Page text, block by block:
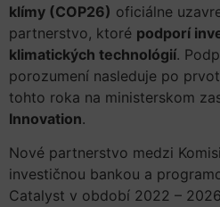
klímy (COP26) oficiálne
partnerstvo, ktoré podporí
klimatických technológií.
porozumení nasleduje po
tohto roka na ministerskom
Innovation.
Nové partnerstvo medzi
investičnou bankou a
Catalyst v období 2022 –